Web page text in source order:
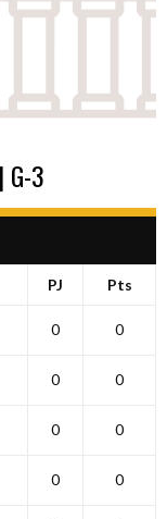
G-3
PJ Pts
0 0
0 0
0 0
0 0